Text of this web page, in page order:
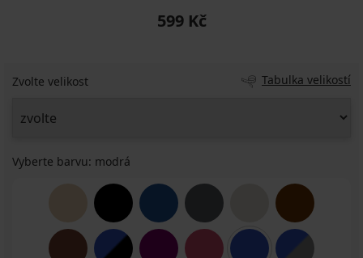
599 Kč
Zvolte velikost Tabulka velikostí
Vyberte barvu: modrá